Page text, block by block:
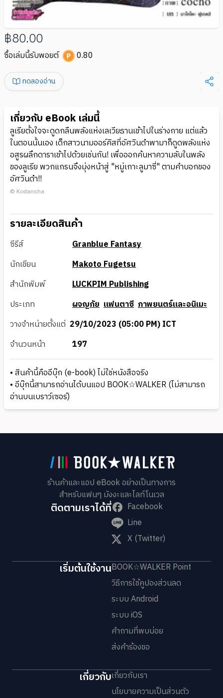
฿80.00
ซื้อเล่มนี้รับพอยต์ 0.80
ทดลองอ่าน
เกี่ยวกับ eBook เล่มนี้
ลูเรียตั้งใจจะดูดกลืนพลังแห่งเลเวียธานเข้าไปในร่างกาย แต่แล้ว
ในตอนนั้นเอง เด็กสาวนามออร์คิสที่อัศวินดำพามาก็ดูดพลังแห่ง
อสูรผลึกดาราเข้าไปด้วยเช่นกัน! เพื่อออกค้นหาความลับในพลัง
ของลูเรีย พวกแกรนจึงมุ่งหน้าสู่ "หมู่เกาะลูมาซี่" ตามคำบอกของ
อัศวินดำ!!
© Kodansha
รายละเอียดสินค้า
ซีรีส์
Granblue Fantasy
นักเขียน
Makoto Fugetsu
สำนักพิมพ์
LUCKPIM Publishing
ประเภท
ผจญภัย แฟนตาซี ภาพยนตร์และอนิเมะ
วางจำหน่ายตั้งแต่ 29/10/2023 (05:00 PM) ICT
จำนวนหน้า
197
• สินค้านี้คืออีบุ๊ก (e-book) ไม่ใช่หนังสือจริง
• อีบุ๊กนี้สามารถอ่านได้บนแอป BOOK☆WALKER (ไม่สามารถ
อ่านบนเบราว์เซอร์)
ร้านค้าและแอป eBook อย่างเป็นทางการ
สำหรับแฟนๆ มังงะและไลท์โนเวล
ติดตามเราได้ที่
Facebook
Line
X (Twitter)
เริ่มต้นใช้งานBOOK☆WALKER Point
วิธีการใช้คูปองส่วนลด
ระบบ Android
ระบบ iOS
คำถามที่พบบ่อย
ส่งคำร้องขอ
เกี่ยวกับเกี่ยวกับเรา
นโยบายความเป็นส่วนตัว